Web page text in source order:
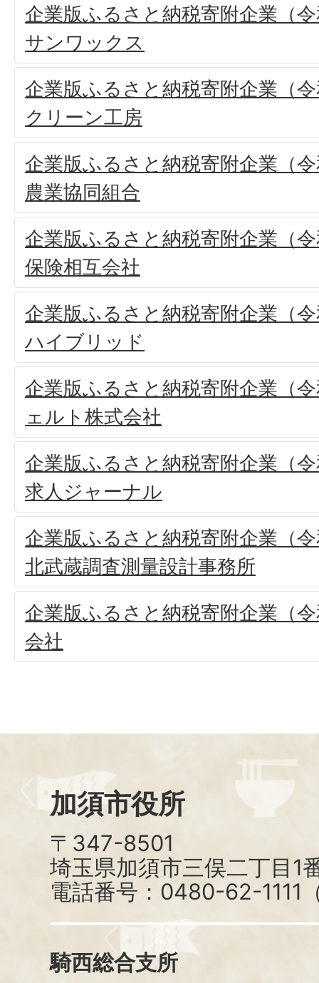
企業版ふるさと納税寄附企業（
サンワックス
企業版ふるさと納税寄附企業（
クリーン工房
企業版ふるさと納税寄附企業（
農業協同組合
企業版ふるさと納税寄附企業（
保険相互会社
企業版ふるさと納税寄附企業（
ハイブリッド
企業版ふるさと納税寄附企業（
ェルト株式会社
企業版ふるさと納税寄附企業（
求人ジャーナル
企業版ふるさと納税寄附企業（
北武蔵調査測量設計事務所
企業版ふるさと納税寄附企業（
会社
加須市役所
〒347-8501
埼玉県加須市三俣二丁目1
電話番号：0480-62-1111
騎西総合支所